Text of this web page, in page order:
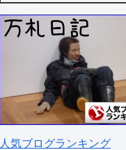
人気ブログランキング